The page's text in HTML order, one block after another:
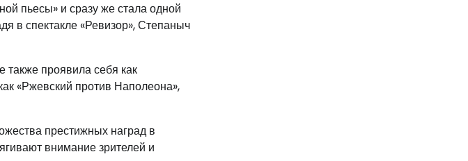
пьесы» и сразу же стала одной
в спектакле «Ревизор», Степаныч
также проявила себя как
«Ржевский против Наполеона»,
престижных наград в
внимание зрителей и